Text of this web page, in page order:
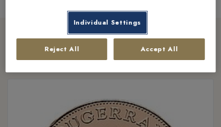
Entdecken Sie weitere Schätze
Individual Settings
Reject All Accept All